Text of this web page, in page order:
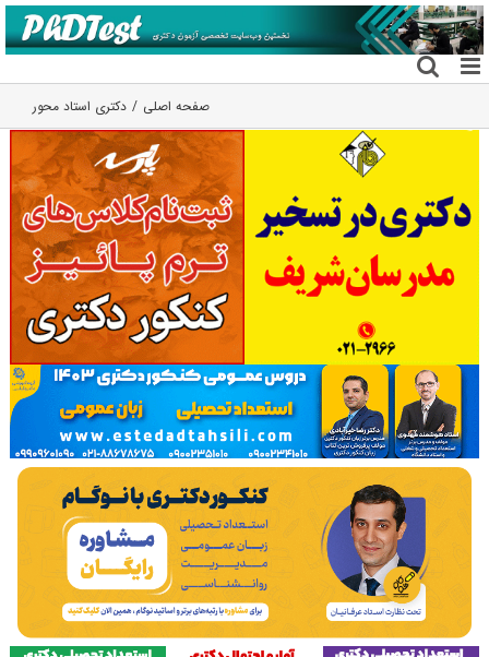
رفتن
به
محتوا
صفحه اصلی دکتری استاد محور